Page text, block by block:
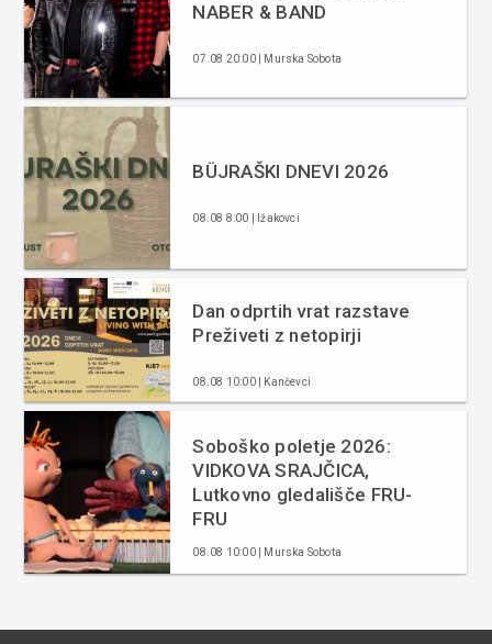
NABER & BAND
07.08 20:00 | Murska Sobota
BÜJRAŠKI DNEVI 2026
08.08 8:00 | Ižakovci
Dan odprtih vrat razstave
Preživeti z netopirji
08.08 10:00 | Kančevci
Soboško poletje 2026:
VIDKOVA SRAJČICA,
Lutkovno gledališče FRU-
FRU
08.08 10:00 | Murska Sobota